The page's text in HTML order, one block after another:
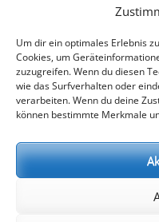
Um dir ein optimales Erlebnis
Cookies, um
zuzugreifen. Wenn du diesen
wie das Surfverhalten oder
verarbeiten. Wenn du deine
können bestimmte Merkmale
und zu stärken. Die
insbesondere
und mittlere
– Energie für die
Nachhaltigkeit,
Erneuerbare Energien,